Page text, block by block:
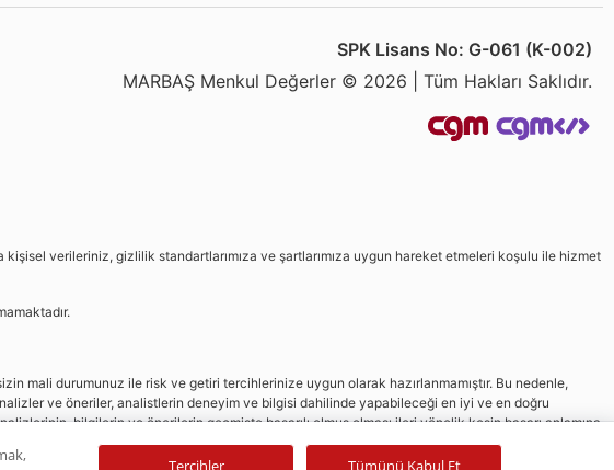
SPK Lisans No: G-061 (K-002)
MARBAŞ Menkul Değerler © 2026 | Tüm Hakları Saklıdır.
verileriniz, gizlilik standartlarımıza ve şartlarımıza uygun hareket etmeleri koşulu ile hizmet
mali durumunuz ile risk ve getiri tercihlerinize uygun olarak hazırlanmamıştır. Bu nedenle,
ve öneriler, analistlerin deneyim ve bilgisi dahilinde yapabileceği en iyi ve en doğru
bilgilerin ve önerilerin geçmişte başarılı olmuş olması ileri yönelik kesin başarı anlamına
Tercihler Tümünü Kabul Et